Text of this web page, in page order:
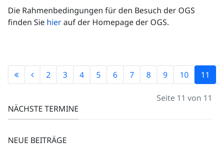
Die Rahmenbedingungen für den Besuch der OGS
finden Sie hierauf der Homepage der OGS.
2 3 4 5 6 7 8 9 10 11
Seite 11 von 11
NÄCHSTE TERMINE
NEUE BEITRÄGE